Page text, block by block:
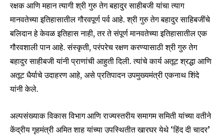
रक्षक आणि महान त्यागी श्री गुरु तेग बहादुर साहीबजी यांचा त्याग
मानवतेच्या इतिहासातील गौरवपूर्ण पर्व आहे. श्री गुरु तेग बहादुर साहिबजींचे
बलिदान हे केवळ इतिहास नाही, तर ते संपूर्ण मानवतेच्या इतिहासातील एक
गौरवशाली पान आहे. संस्कृती, परंपरेच रक्षण करण्यासाठी श्री गुरु तेग
बहादुर साहीबजी यांनी प्राणांची आहुती दिली. त्यांचे कार्य अतूट श्रद्धा आणि
अतूट धैर्याचे उदाहरण आहे, असे प्रतिपादन उपमुख्यमंत्री एकनाथ शिंदे
यांनी केले.
अल्पसंख्याक विकास विभाग आणि राज्यस्तरीय समागम समिती यांच्या वतीने
केंद्रीय गृहमंत्री अमित शाह यांच्या उपस्थितीत खारघर येथे ‘हिंद दी चादर’